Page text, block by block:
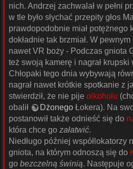
nich. Andrzej zachwalał w pełni
w tle było słychać przepity głos
prawdopodobnie miał potężnego
dokładnie tak brzmiał. W pewnym
nawet VR boży - Podczas gniota
też swoją kamerę i nagrał krupski
Chłopaki tego dnia wybywają
nagrał nawet krótkie spotkanie z
stwierdził, że nie pije olkoholu
obalił
Dżonego Łokera). Na
postanowił także odnieść się do
która chce go załatwić.
Niedługo później współlokatorzy
gniota, na którym odnoszą się do
go bezczelną świnią. Następuje